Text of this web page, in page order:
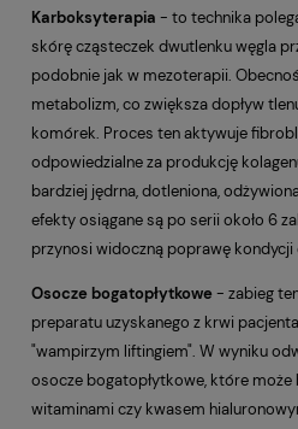
Karboksyterapia - to technika
skórę cząsteczek dwutlenku węgla
podobnie jak w mezoterapii.
metabolizm, co zwiększa dopływ
komórek. Proces ten aktywuje
odpowiedzialne za produkcję
bardziej jędrna, dotleniona,
efekty osiągane są po serii około 6
przynosi widoczną poprawę kondycji
Osocze bogatopłytkowe- zabieg
preparatu uzyskanego z krwi
"wampirzym liftingiem". W wyniku
osocze bogatopłytkowe, które
witaminami czy kwasem